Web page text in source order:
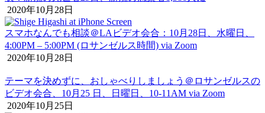
2020年10月28日
スマホなんでも相談＠LAビデオ会合：10月28日、水曜日、
4:00PM – 5:00PM (ロサンゼルス時間) via Zoom
2020年10月28日
テーマを決めずに、おしゃべりしましょう＠ロサンゼルスの
ビデオ会合、10月25 日、日曜日、10-11AM via Zoom
2020年10月25日